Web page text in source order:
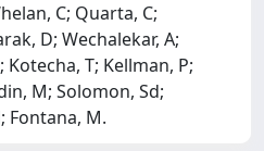
C; Quarta, C;
D; Wechalekar, A;
T; Kellman, P;
M; Solomon, Sd;
Fontana, M.